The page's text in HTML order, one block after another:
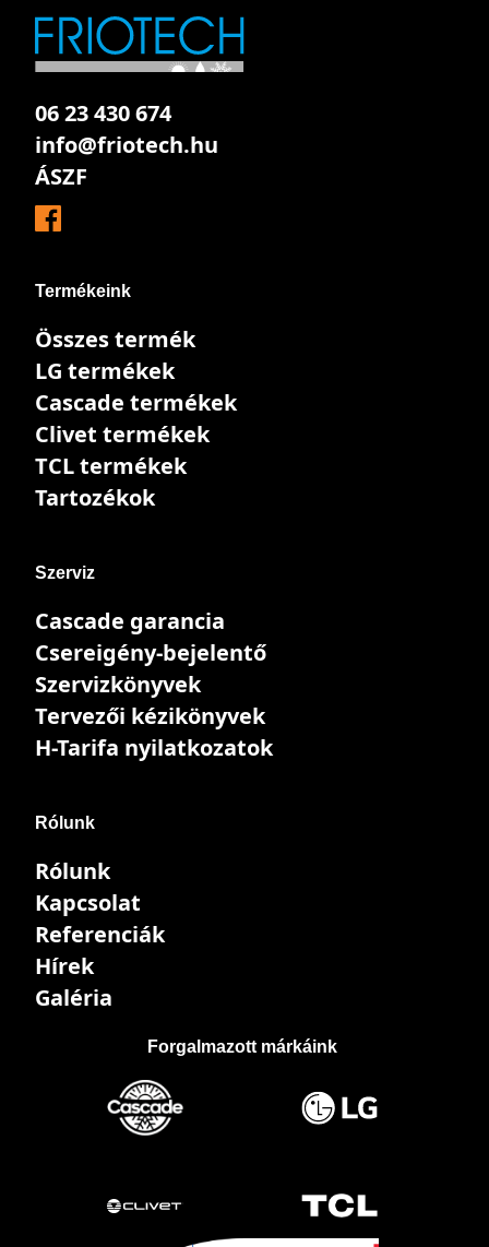
06 23 430 674
info@friotech.hu
ÁSZF
Termékeink
Összes termék
LG termékek
Cascade termékek
Clivet termékek
TCL termékek
Tartozékok
Szerviz
Cascade garancia
Csereigény-bejelentő
Szervizkönyvek
Tervezői kézikönyvek
H-Tarifa nyilatkozatok
Rólunk
Rólunk
Kapcsolat
Referenciák
Hírek
Galéria
Forgalmazott márkáink